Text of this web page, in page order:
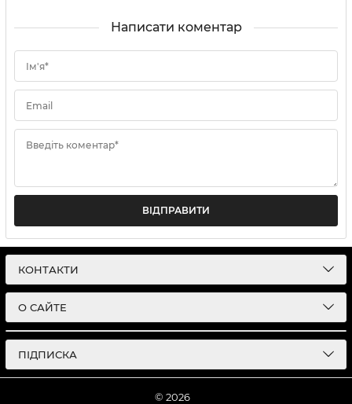
Написати коментар
Ім'я*
Email
Введіть коментар*
ВІДПРАВИТИ
КОНТАКТИ
О САЙТЕ
ПІДПИСКА
© 2026